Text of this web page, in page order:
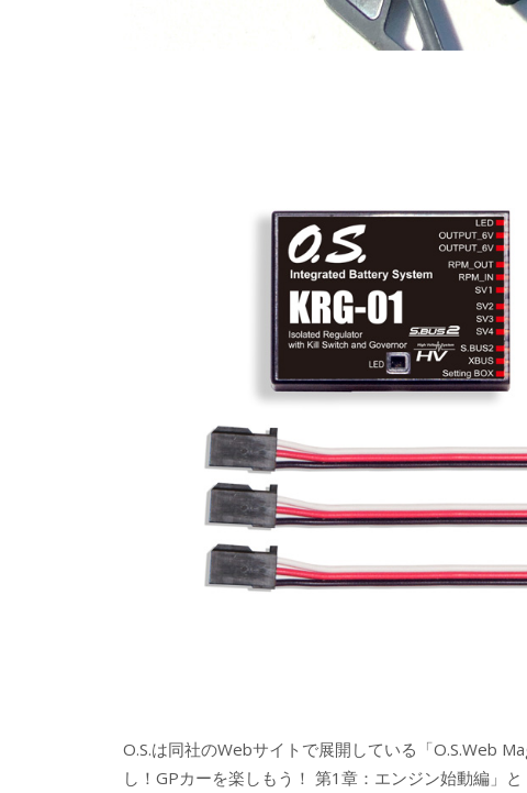
O.S.は同社のWebサイトで展開している「O.S.Web
し！GPカーを楽しもう！ 第1章：エンジン始動編」